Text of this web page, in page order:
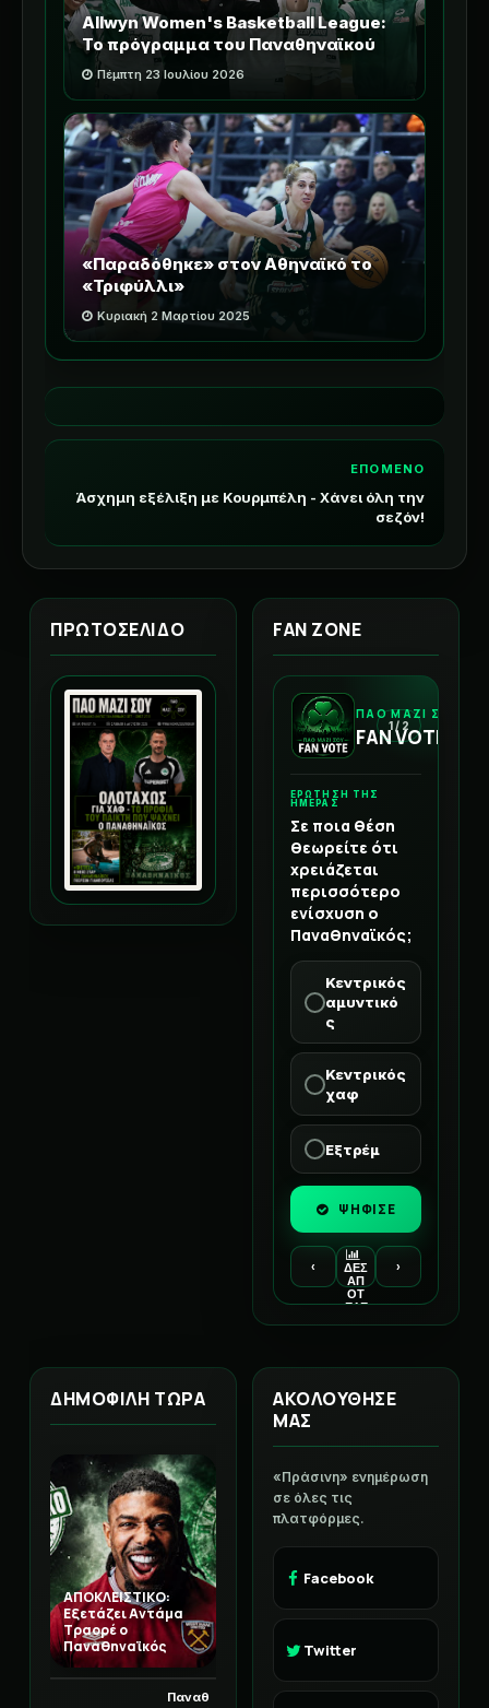
Allwyn Women's Basketball League:
Το πρόγραμμα του Παναθηναϊκού
Πέμπτη 23 Ιουλίου 2026
«Παραδόθηκε» στον Αθηναϊκό το
«Τριφύλλι»
Κυριακή 2 Μαρτίου 2025
ΕΠΟΜΕΝΟ
Άσχημη εξέλιξη με Κουρμπέλη - Χάνει όλη την
σεζόν!
ΠΡΩΤΟΣΕΛΙΔΟ FAN ZONE
ΠΑΟ ΜΑΖΙ ΣΟΥ
FAN VOTE
1 / 2
ΕΡΩΤΗΣΗ ΤΗΣ
ΗΜΕΡΑΣ
Σε ποια θέση
θεωρείτε ότι
χρειάζεται
περισσότερο
ενίσχυση ο
Παναθηναϊκός;
Κεντρικός
αμυντικό
ς
Κεντρικός
χαφ
Εξτρέμ
ΨΗΦΙΣΕ
‹
ΔΕΣ
ΑΠ
ΟΤ
ΕΛΕ
›
ΔΗΜΟΦΙΛΗ ΤΩΡΑ
ΑΠΟΚΛΕΙΣΤΙΚΟ:
Εξετάζει Αντάμα
Τραορέ ο
Παναθηναϊκός
Παναθ
ΑΚΟΛΟΥΘΗΣΕ
ΜΑΣ
«Πράσινη» ενημέρωση
σε όλες τις
πλατφόρμες.
Facebook
Twitter